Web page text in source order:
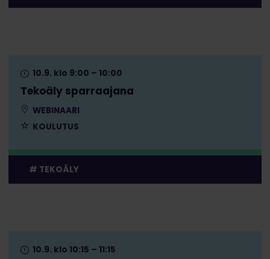
Tekoäly sparraajana
10.9. klo 9:00 – 10:00
WEBINAARI
KOULUTUS
TEKOÄLY
10.9. klo 10:15 – 11:15